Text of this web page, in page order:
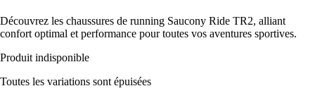
Découvrez les chaussures de running Saucony Ride TR2, alliant
confort optimal et performance pour toutes vos aventures sportives.
Produit indisponible
Toutes les variations sont épuisées